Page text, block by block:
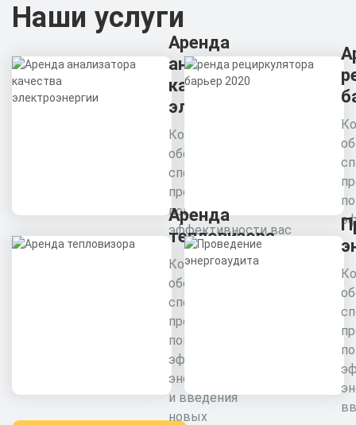
Наши услуги
Аренда
анализатора
качества
электроэнергии
Комплексное
обследование
специалистами
предприятия для
повышения
эффективности вас
Аренда
тепловизора
Комплексное
обследование
специалистами
предприятия для
повышения
эффективности
энергоресурсов
и введения
новых